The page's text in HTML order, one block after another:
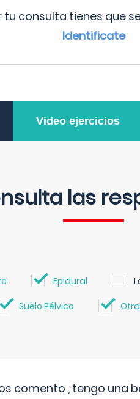
consulta tienes que
Identificate
Video ejercicios
las
Epidural
Suelo Pélvico
comento , tengo una